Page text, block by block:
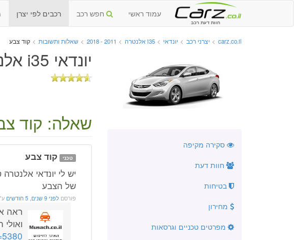
חוות דעת רכב
עמוד ראשי חפש רכב רכבים לפי יצרן
carz.co.il
> יצרני רכב > יונדאי > i35 אלנטרה >
2011 - 2018
> שאלות ותשובות > קוד צבע
יונדאי i35 אלנטרה החדשה 2011 - 2018
סקירה מקיפה
חוות דעת
בטיחות
מחירון
מפרטים טכניים וגרסאות
שאלה: קוד
טכני קוד צבע
של הצבע
פורסםלפני 9 שנים, 5 חודשים
ראה